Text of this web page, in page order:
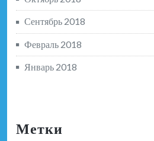
Сентябрь 2018
Февраль 2018
Январь 2018
Метки